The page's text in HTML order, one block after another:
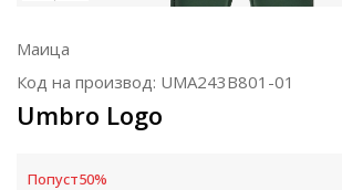
Маица
Код на производ: UMA243B801-01
Umbro Logo
Попуст50%